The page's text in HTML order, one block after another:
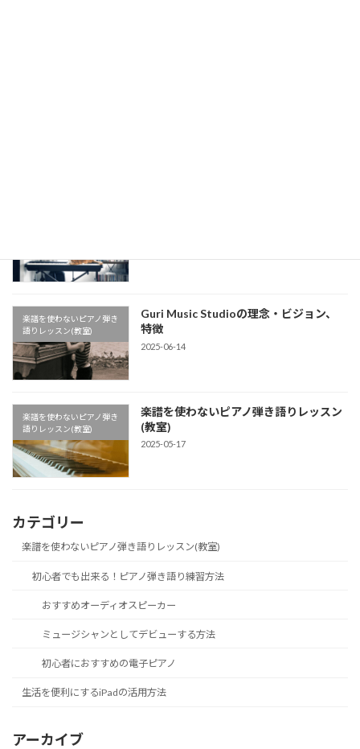
楽譜を使わないピアノ弾き
語りレッスン(教室)
Guri Music Studioの理念・ビジョン、
特徴
2025-06-14
楽譜を使わないピアノ弾き
語りレッスン(教室)
楽譜を使わないピアノ弾き語りレッスン
(教室)
2025-05-17
カテゴリー
楽譜を使わないピアノ弾き語りレッスン(教室)
初心者でも出来る！ピアノ弾き語り練習方法
おすすめオーディオスピーカー
ミュージシャンとしてデビューする方法
初心者におすすめの電子ピアノ
生活を便利にするiPadの活用方法
アーカイブ